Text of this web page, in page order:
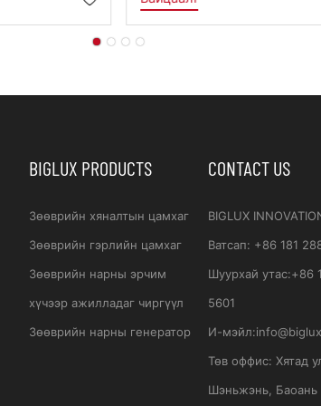
Зөөврийн Нарны
BIGLUX PRODUCTS
Зөөврийн хяналтын цамхаг
Зөөврийн гэрлийн цамхаг
Зөөврийн нарны эрчим
хүчээр ажилладаг чиргүүл
Зөөврийн нарны генератор
CONTACT US
BIGLUX
Ватсап: +86 181
Шуурхай утас:+86
5601
И-мэйл:
Төв оффис: Хятад
Шэньжэнь, Баоань